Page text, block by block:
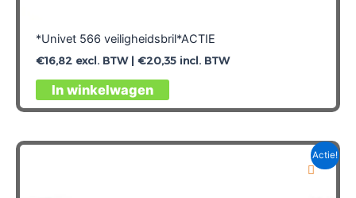
*Univet 566 veiligheidsbril*ACTIE
€16,82excl. BTW | €20,35incl. BTW
In winkelwagen
Actie!